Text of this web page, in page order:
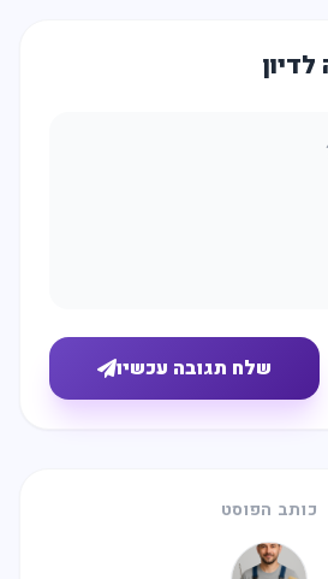
שלח תגובה עכשיו
כותב הפוסט